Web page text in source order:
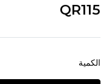
QR115
الكمية